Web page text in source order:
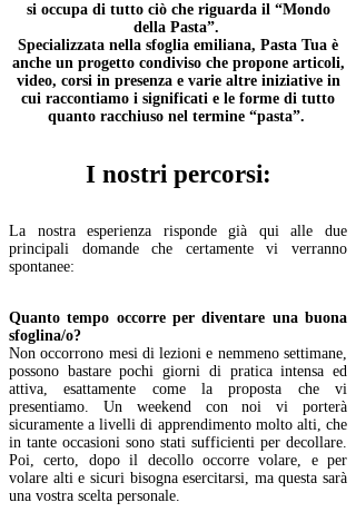
si occupa di tutto ciò che riguarda il “Mondo
della Pasta”.
Specializzata nella sfoglia emiliana, Pasta Tua è
anche un progetto condiviso che propone articoli,
video, corsi in presenza e varie altre iniziative in
cui raccontiamo i significati e le forme di tutto
quanto racchiuso nel termine “pasta”.
I nostri percorsi:
La nostra esperienza risponde già qui alle due
principali domande che certamente vi verranno
spontanee:
Quanto tempo occorre per diventare una buona
sfoglina/o?
Non occorrono mesi di lezioni e nemmeno settimane,
possono bastare pochi giorni di pratica intensa ed
attiva, esattamente come la proposta che vi
presentiamo. Un weekend con noi vi porterà
sicuramente a livelli di apprendimento molto alti, che
in tante occasioni sono stati sufficienti per decollare.
Poi, certo, dopo il decollo occorre volare, e per
volare alti e sicuri bisogna esercitarsi, ma questa sarà
una vostra scelta personale.